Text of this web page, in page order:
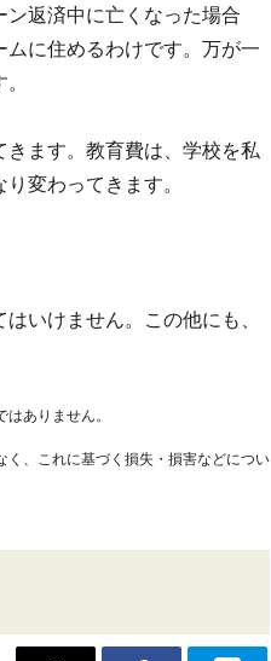
返済中に亡くなった場合
に住めるわけです。万が一
ます。教育費は、学校を私
変わってきます。
いけません。この他にも、
ありません。
、これに基づく損失・損害などについ